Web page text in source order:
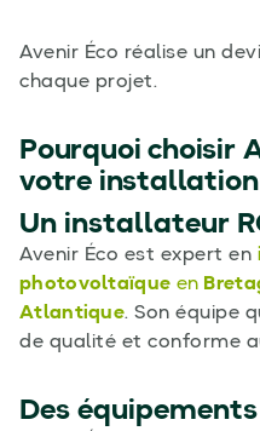
Avenir Éco réalise un
chaque projet.
Pourquoi choisir
votre
Un installateur
Avenir Éco est expert en
photovoltaïque en
Atlantique. Son équipe
de qualité et conforme
Des